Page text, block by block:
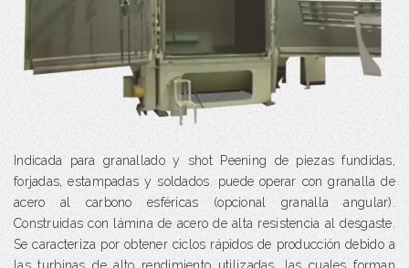
Indicada para granallado y shot Peening de piezas fundidas,
forjadas, estampadas y soldados. puede operar con granalla de
acero al carbono esféricas (opcional granalla angular).
Construidas con lámina de acero de alta resistencia al desgaste.
Se caracteriza por obtener ciclos rápidos de producción debido a